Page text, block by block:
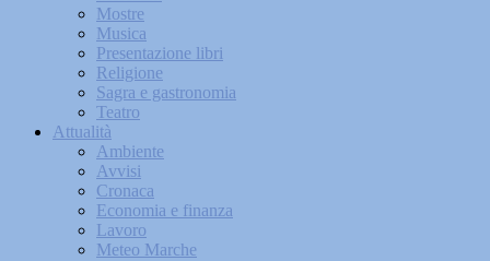
Mostre
Musica
Presentazione libri
Religione
Sagra e gastronomia
Teatro
Attualità
Ambiente
Avvisi
Cronaca
Economia e finanza
Lavoro
Meteo Marche